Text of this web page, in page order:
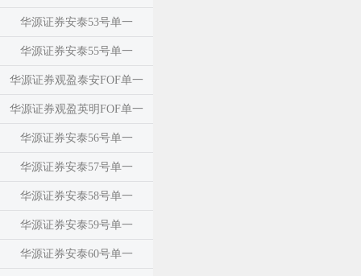
华源证券安泰53号单一
华源证券安泰55号单一
华源证券观盈泰安FOF单一
华源证券观盈英明FOF单一
华源证券安泰56号单一
华源证券安泰57号单一
华源证券安泰58号单一
华源证券安泰59号单一
华源证券安泰60号单一